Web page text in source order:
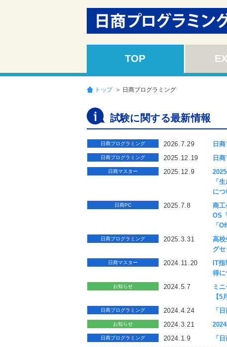
TOP
トップ ＞ 日商プログラミング
試験に関する最新情報
日商プログラミング 2026.7.29 日
日商プログラミング 2025.12.19 日
日商マスター 2025.12.9
「
につ
日商PC 2025.7.8
商工
OS
「
日商プログラミング 2025.3.31
高
グ
日商マスター 2024.11.20
IT
得に
お知らせ 2024.5.7
ミ
【
日商プログラミング 2024.4.24 「
お知らせ 2024.3.21
日商プログラミング 2024.1.9 「